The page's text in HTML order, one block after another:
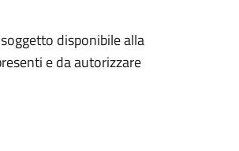
disponibile alla
e da autorizzare